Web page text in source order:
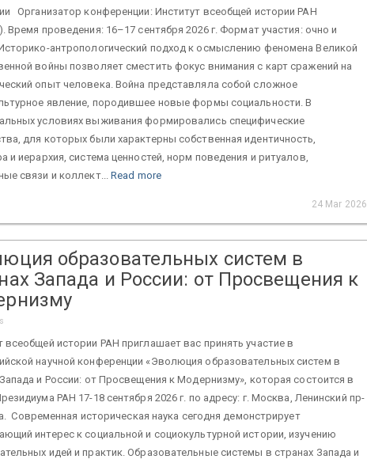
Организатор конференции: Институт всеобщей истории РАН
Время проведения: 16–17 сентября 2026 г. Формат участия: очно и
антропологический подход к осмыслению феномена Великой
войны позволяет сместить фокус внимания с карт сражений на
опыт человека. Война представляла собой сложное
явление, породившее новые формы социальности. В
условиях выживания формировались специфические
для которых были характерны собственная идентичность,
и иерархия, система ценностей, норм поведения и ритуалов,
связи и коллект... Read more
24 Mar 2026
образовательных систем в
Запада и России: от Просвещения к
всеобщей истории РАН приглашает вас принять участие в
научной конференции «Эволюция образовательных систем в
и России: от Просвещения к Модернизму», которая состоится в
РАН 17-18 сентября 2026 г. по адресу: г. Москва, Ленинский пр-
Современная историческая наука сегодня демонстрирует
интерес к социальной и социокультурной истории, изучению
идей и практик. Образовательные системы в странах Запада и